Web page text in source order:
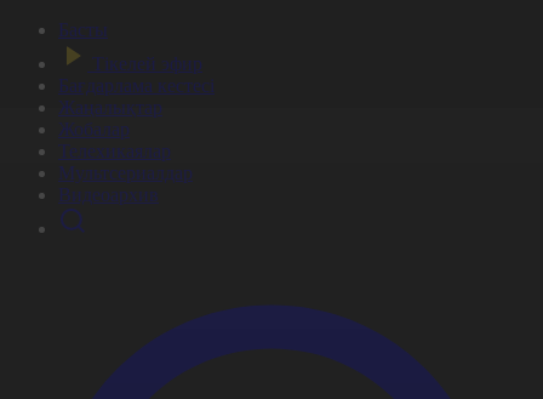
Басты
Тікелей эфир
Бағдарлама кестесі
Жаңалықтар
Жобалар
Телехикаялар
Мультсериалдар
Видеоархив